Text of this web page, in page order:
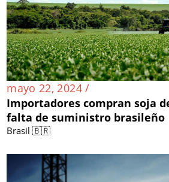
mayo 22, 2024 /
Importadores compran soja
falta de suministro brasileño
Brasil 🇧🇷